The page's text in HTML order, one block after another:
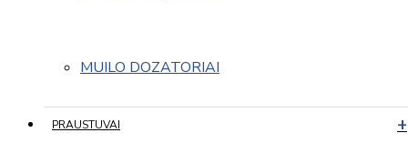
MUILO DOZATORIAI
PRAUSTUVAI